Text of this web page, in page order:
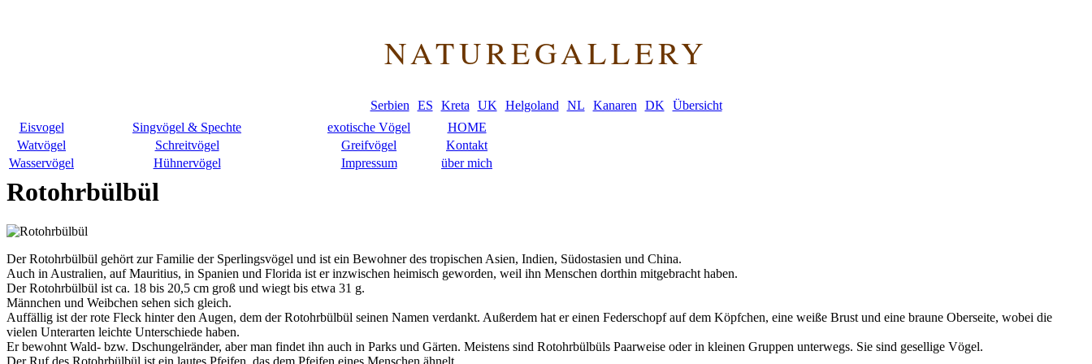
NATUREGALLERY
Serbien ES Kreta UK Helgoland NL Kanaren DK
Übersicht
Eisvogel
Singvögel & Spechte exotische Vögel
HOME
Watvögel
Schreitvögel Greifvögel
Kontakt
Wasservögel
Hühnervögel Impressum über mich
Rotohrbülbül
Der Rotohrbülbül gehört zur Familie der Sperlingsvögel und ist ein Bewohner des tropischen Asien, Indien, Südostasien und China.
Auch in Australien, auf Mauritius, in Spanien und Florida ist er inzwischen heimisch geworden, weil ihn Menschen dorthin mitgebracht haben.
Der Rotohrbülbül ist ca. 18 bis 20,5 cm groß und wiegt bis etwa 31 g.
Männchen und Weibchen sehen sich gleich.
Auffällig ist der rote Fleck hinter den Augen, dem der Rotohrbülbül seinen Namen verdankt. Außerdem hat er einen Federschopf auf dem Köpfchen, eine weiße Brust und eine braune Oberseite, wobei die
vielen Unterarten leichte Unterschiede haben.
Er bewohnt Wald- bzw. Dschungelränder, aber man findet ihn auch in Parks und Gärten. Meistens sind Rotohrbülbüls Paarweise oder in kleinen Gruppen unterwegs. Sie sind gesellige Vögel.